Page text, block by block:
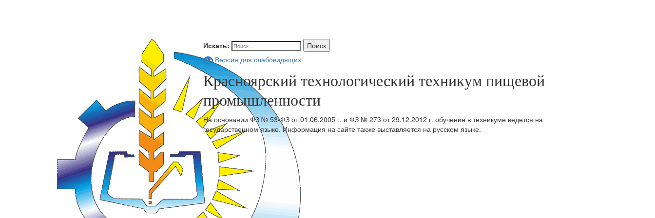
Искать:
Поиск
Версия для слабовидящих
Красноярский технологический техникум пищевой
промышленности
На основании ФЗ № 53-ФЗ от 01.06.2005 г. и ФЗ № 273 от 29.12.2012 г. обучение в техникуме ведется на
государственном языке. Информация на сайте также выставляется на русском языке.